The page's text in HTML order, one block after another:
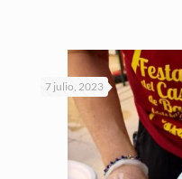
7 julio, 2023